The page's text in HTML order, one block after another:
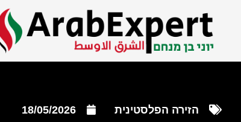
הזירה הפלסטינית 18/05/2026